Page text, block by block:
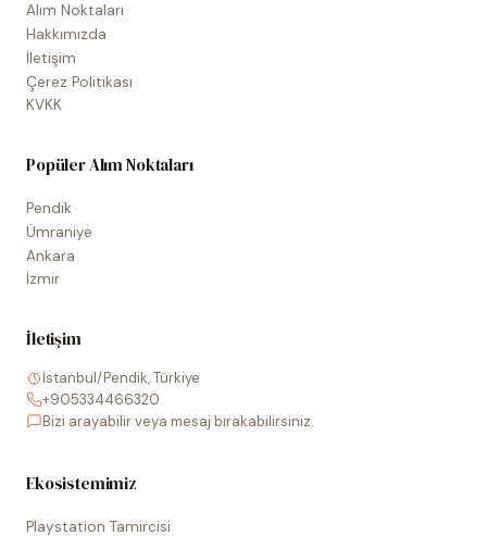
Alım Noktaları
Hakkımızda
İletişim
Çerez Politikası
KVKK
Popüler Alım Noktaları
Pendik
Ümraniye
Ankara
İzmir
İletişim
İstanbul/Pendik, Türkiye
+905334466320
Bizi arayabilir veya mesaj bırakabilirsiniz.
Ekosistemimiz
Playstation Tamircisi